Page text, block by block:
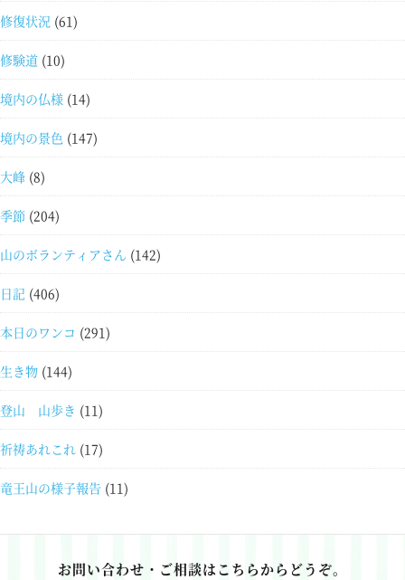
修復状況 (61)
修験道 (10)
境内の仏様 (14)
境内の景色 (147)
大峰 (8)
季節 (204)
山のボランティアさん (142)
日記 (406)
本日のワンコ (291)
生き物 (144)
登山 山歩き (11)
祈祷あれこれ (17)
竜王山の様子報告 (11)
お問い合わせ・ご相談はこちらからどうぞ。